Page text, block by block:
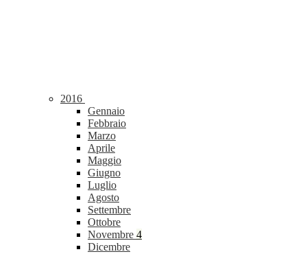
2016
Gennaio
Febbraio
Marzo
Aprile
Maggio
Giugno
Luglio
Agosto
Settembre
Ottobre
Novembre 4
Dicembre